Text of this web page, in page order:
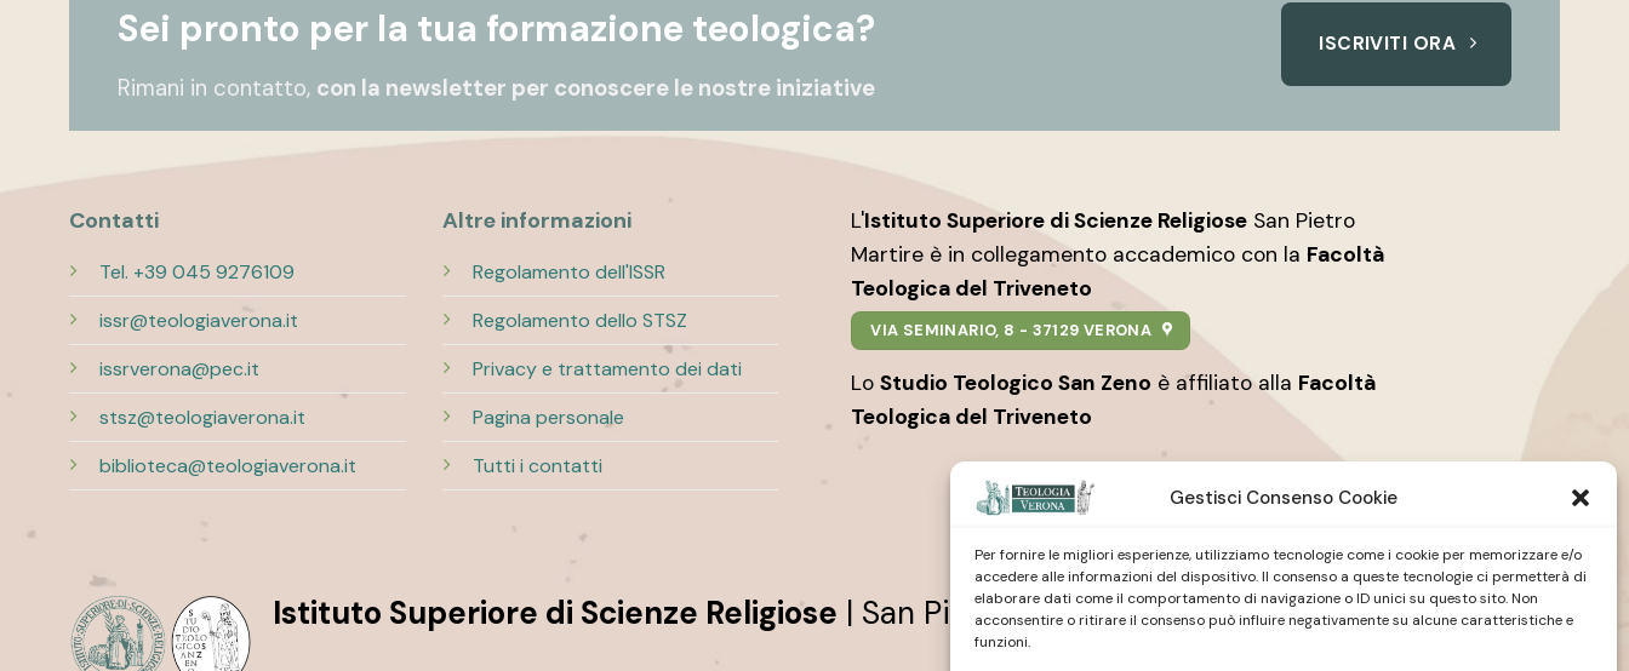
Gestisci Consenso Cookie
Per fornire le migliori esperienze, utilizziamo tecnologie come i cookie per memorizzare e/o
accedere alle informazioni del dispositivo. Il consenso a queste tecnologie ci permetterà di
elaborare dati come il comportamento di navigazione o ID unici su questo sito. Non
acconsentire o ritirare il consenso può influire negativamente su alcune caratteristiche e
funzioni.
Sei pronto per la tua formazione teologica?
Rimani in contatto, con la newsletter per conoscere le nostre iniziative
ISCRIVITI ORA
Contatti
Tel. +39 045 9276109
issr@teologiaverona.it
issrverona@pec.it
stsz@teologiaverona.it
biblioteca@teologiaverona.it
Altre informazioni
Regolamento dell'ISSR
Regolamento dello STSZ
Privacy e trattamento dei dati
Pagina personale
Tutti i contatti
L'Istituto Superiore di Scienze Religiose San Pietro
Martire è in collegamento accademico con la Facoltà
Teologica del Triveneto
VIA SEMINARIO, 8 - 37129 VERONA
Lo Studio Teologico San Zeno è affiliato alla Facoltà
Teologica del Triveneto
Istituto Superiore di Scienze Religiose | San Pietro MartireStudio Teologico| San Zeno